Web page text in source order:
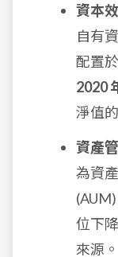
資本
自有
配置
2020
淨值的
資產
為資
位下
來源。